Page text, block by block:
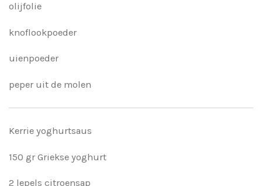
olijfolie
knoflookpoeder
uienpoeder
peper uit de molen
Kerrie yoghurtsaus
150 gr Griekse yoghurt
2 lepels citroensap